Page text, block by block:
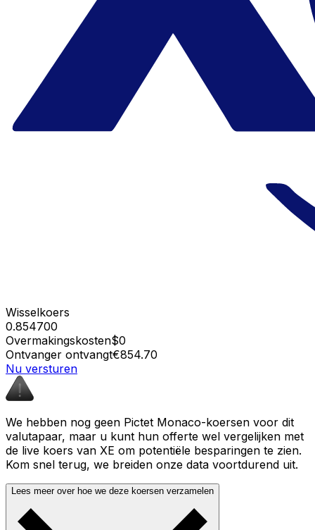
Wisselkoers
0.854700
Overmakingskosten$0
Ontvanger ontvangt€854.70
Nu versturen
We hebben nog geen Pictet Monaco-koersen voor dit
valutapaar, maar u kunt hun offerte wel vergelijken met
de live koers van XE om potentiële besparingen te zien.
Kom snel terug, we breiden onze data voortdurend uit.
Lees meer over hoe we deze koersen verzamelen